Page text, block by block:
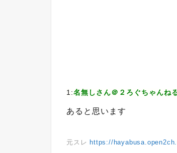
1:名無しさん＠２ろぐちゃんね
あると思います
元スレ https://